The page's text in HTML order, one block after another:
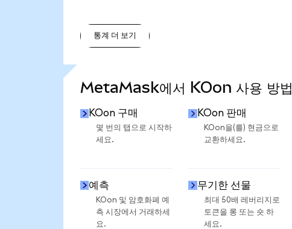
통계 더 보기
MetaMask에서 KOon 사용 방법
KOon 구매
몇 번의 탭으로 시작하
세요.
KOon 판매
KOon을(를) 현금으로
교환하세요.
예측
KOon 및 암호화폐 예
측 시장에서 거래하세
요.
무기한 선물
최대 50배 레버리지로
토큰을 롱 또는 숏 하
세요.